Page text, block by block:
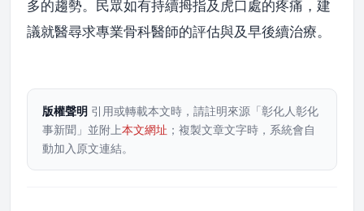
多的趨勢。民眾如有持續拇指及虎口處的疼痛，建
議就醫尋求專業骨科醫師的評估與及早後續治療。
版權聲明 引用或轉載本文時，請註明來源「彰化人彰化
事新聞」並附上本文網址 ；複製文章文字時，系統會自
動加入原文連結。